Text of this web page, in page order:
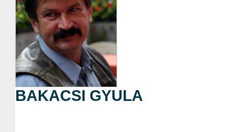
BAKACSI GYULA